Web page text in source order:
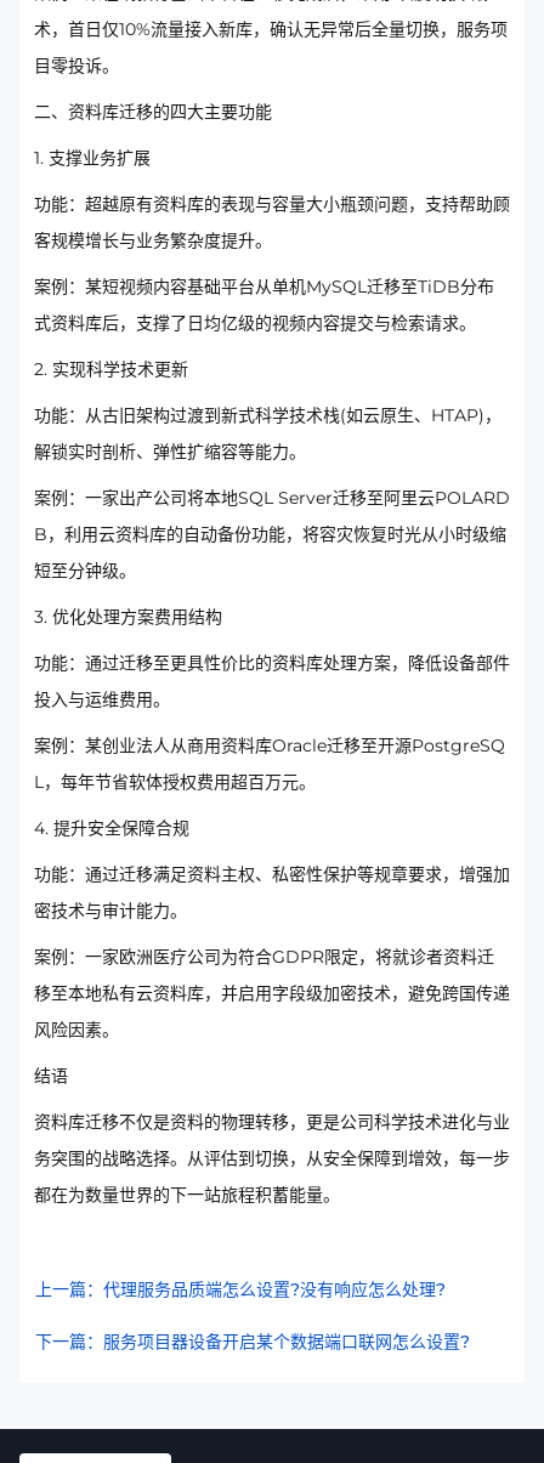
术，首日仅10%流量接入新库，确认无异常后全量切换，服务项
目零投诉。
二、资料库迁移的四大主要功能
1. 支撑业务扩展
功能：超越原有资料库的表现与容量大小瓶颈问题，支持帮助顾
客规模增长与业务繁杂度提升。
案例：某短视频内容基础平台从单机MySQL迁移至TiDB分布
式资料库后，支撑了日均亿级的视频内容提交与检索请求。
2. 实现科学技术更新
功能：从古旧架构过渡到新式科学技术栈(如云原生、HTAP)，
解锁实时剖析、弹性扩缩容等能力。
案例：一家出产公司将本地SQL Server迁移至阿里云POLARD
B，利用云资料库的自动备份功能，将容灾恢复时光从小时级缩
短至分钟级。
3. 优化处理方案费用结构
功能：通过迁移至更具性价比的资料库处理方案，降低设备部件
投入与运维费用。
案例：某创业法人从商用资料库Oracle迁移至开源PostgreSQ
L，每年节省软体授权费用超百万元。
4. 提升安全保障合规
功能：通过迁移满足资料主权、私密性保护等规章要求，增强加
密技术与审计能力。
案例：一家欧洲医疗公司为符合GDPR限定，将就诊者资料迁
移至本地私有云资料库，并启用字段级加密技术，避免跨国传递
风险因素。
结语
资料库迁移不仅是资料的物理转移，更是公司科学技术进化与业
务突围的战略选择。从评估到切换，从安全保障到增效，每一步
都在为数量世界的下一站旅程积蓄能量。
上一篇：代理服务品质端怎么设置?没有响应怎么处理?
下一篇：服务项目器设备开启某个数据端口联网怎么设置?